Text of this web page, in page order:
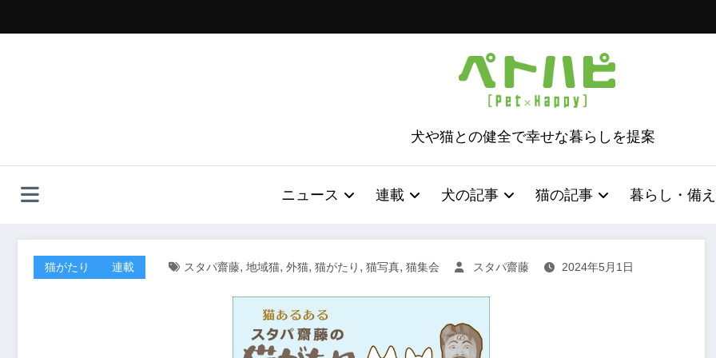
ッ
犬や猫との健全で幸せな暮らしを提案
ニュース 連載 犬の記事 猫の記事 暮らし・備え
猫がたり 連載 スタパ齋藤, 地域猫, 外猫, 猫がたり , 猫写真, 猫集会 スタパ齋藤 2024年5月1日